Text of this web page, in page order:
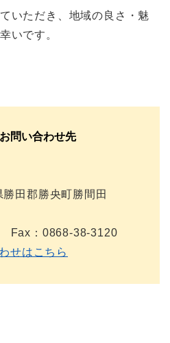
いただき、地域の良さ・魅
いです。
問い合わせ先
田郡勝央町勝間田
Fax：0868-38-3120
せはこちら